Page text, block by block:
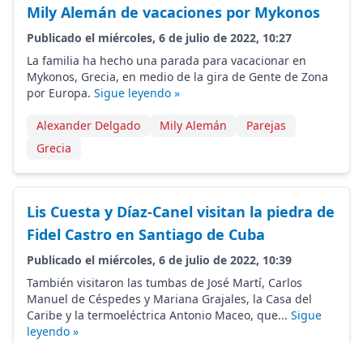
Mily Alemán de vacaciones por Mykonos
Publicado el miércoles, 6 de julio de 2022, 10:27
La familia ha hecho una parada para vacacionar en
Mykonos, Grecia, en medio de la gira de Gente de Zona
por Europa. Sigue leyendo »
Alexander Delgado Mily Alemán
Parejas
Grecia
Lis Cuesta y Díaz-Canel visitan la piedra de
Fidel Castro en Santiago de Cuba
Publicado el miércoles, 6 de julio de 2022, 10:39
También visitaron las tumbas de José Martí, Carlos
Manuel de Céspedes y Mariana Grajales, la Casa del
Caribe y la termoeléctrica Antonio Maceo, que... Sigue
leyendo »